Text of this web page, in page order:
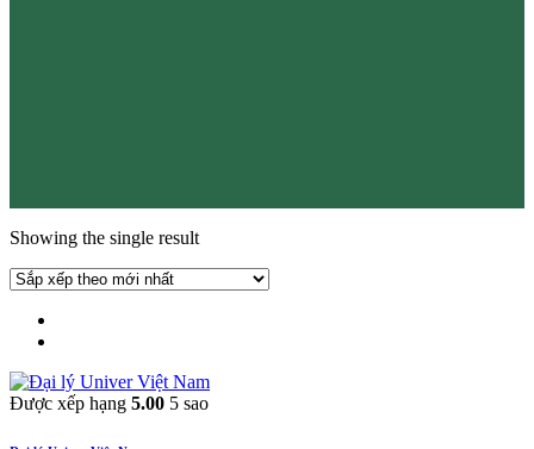
Showing the single result
Được xếp hạng 5.00 5 sao